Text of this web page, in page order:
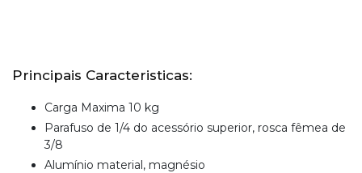
Principais Caracteristicas:
Carga Maxima 10 kg
Parafuso de 1/4 do acessório superior, rosca fêmea de
3/8
Alumínio material, magnésio